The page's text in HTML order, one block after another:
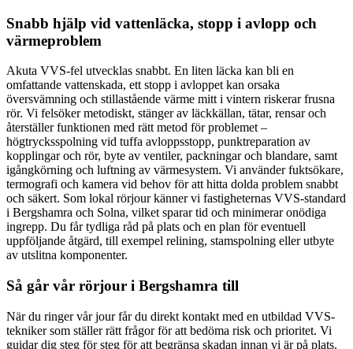
Snabb hjälp vid vattenläcka, stopp i avlopp och
värmeproblem
Akuta VVS-fel utvecklas snabbt. En liten läcka kan bli en
omfattande vattenskada, ett stopp i avloppet kan orsaka
översvämning och stillastående värme mitt i vintern riskerar frusna
rör. Vi felsöker metodiskt, stänger av läckkällan, tätar, rensar och
återställer funktionen med rätt metod för problemet –
högtrycksspolning vid tuffa avloppsstopp, punktreparation av
kopplingar och rör, byte av ventiler, packningar och blandare, samt
igångkörning och luftning av värmesystem. Vi använder fuktsökare,
termografi och kamera vid behov för att hitta dolda problem snabbt
och säkert. Som lokal rörjour känner vi fastigheternas VVS-standard
i Bergshamra och Solna, vilket sparar tid och minimerar onödiga
ingrepp. Du får tydliga råd på plats och en plan för eventuell
uppföljande åtgärd, till exempel relining, stamspolning eller utbyte
av utslitna komponenter.
Så går vår rörjour i Bergshamra till
När du ringer vår jour får du direkt kontakt med en utbildad VVS-
tekniker som ställer rätt frågor för att bedöma risk och prioritet. Vi
guidar dig steg för steg för att begränsa skadan innan vi är på plats.